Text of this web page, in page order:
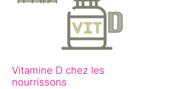
Vitamine D chez les
nourrissons